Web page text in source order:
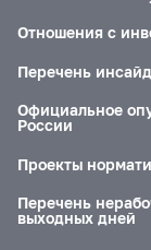
Отношения с
Перечень
Официальное
России
Проекты
Перечень
выходных дней